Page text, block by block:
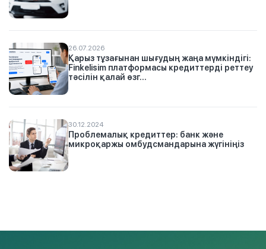
26.07.2026
Қарыз тұзағынан шығудың жаңа мүмкіндігі:
Finkelisim платформасы кредиттерді реттеу
тәсілін қалай өзг...
30.12.2024
Проблемалық кредиттер: банк және
микроқаржы омбудсмандарына жүгініңіз